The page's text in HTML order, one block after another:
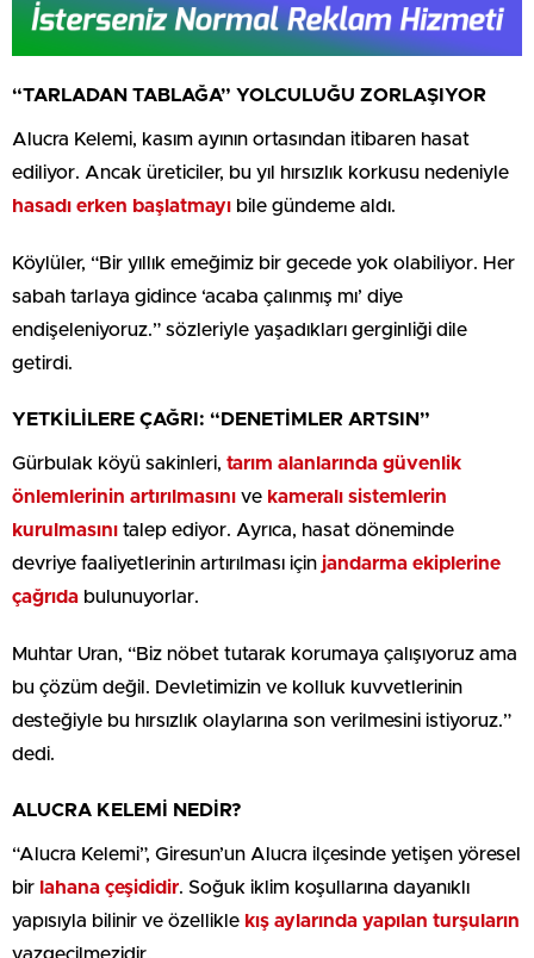
“TARLADAN TABLAĞA” YOLCULUĞU ZORLAŞIYOR
Alucra Kelemi, kasım ayının ortasından itibaren hasat
ediliyor. Ancak üreticiler, bu yıl hırsızlık korkusu nedeniyle
hasadı erken başlatmayı bile gündeme aldı.
Köylüler, “Bir yıllık emeğimiz bir gecede yok olabiliyor. Her
sabah tarlaya gidince ‘acaba çalınmış mı’ diye
endişeleniyoruz.” sözleriyle yaşadıkları gerginliği dile
getirdi.
YETKİLİLERE ÇAĞRI: “DENETİMLER ARTSIN”
Gürbulak köyü sakinleri, tarım alanlarında güvenlik
önlemlerinin artırılmasını ve kameralı sistemlerin
kurulmasını talep ediyor. Ayrıca, hasat döneminde
devriye faaliyetlerinin artırılması için jandarma ekiplerine
çağrıda bulunuyorlar.
Muhtar Uran, “Biz nöbet tutarak korumaya çalışıyoruz ama
bu çözüm değil. Devletimizin ve kolluk kuvvetlerinin
desteğiyle bu hırsızlık olaylarına son verilmesini istiyoruz.”
dedi.
ALUCRA KELEMİ NEDİR?
“Alucra Kelemi”, Giresun’un Alucra ilçesinde yetişen yöresel
bir lahana çeşididir. Soğuk iklim koşullarına dayanıklı
yapısıyla bilinir ve özellikle kış aylarında yapılan turşuların